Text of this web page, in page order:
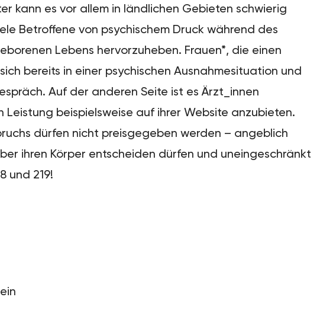
kann es vor allem in ländlichen Gebieten schwierig
Betroffene von psychischem Druck während des
Lebens hervorzuheben. Frauen*, die einen
bereits in einer psychischen Ausnahmesituation und
Auf der anderen Seite ist es Ärzt_innen
beispielsweise auf ihrer Website anzubieten.
dürfen nicht preisgegeben werden – angeblich
ihren Körper entscheiden dürfen und uneingeschränkt
und 219!